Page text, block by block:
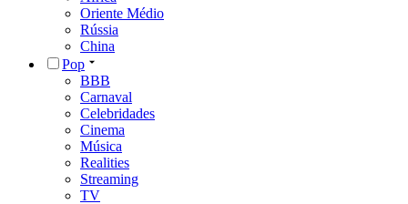
Oriente Médio
Rússia
China
Pop
BBB
Carnaval
Celebridades
Cinema
Música
Realities
Streaming
TV